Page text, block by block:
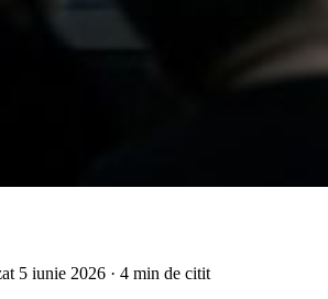
5 iunie 2026 · 4 min de citit